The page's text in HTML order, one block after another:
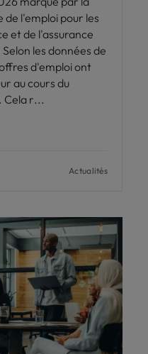
l'emploi pour les
et de l'assurance
les données de
d'emploi ont
au cours du
Cela r
Actualités